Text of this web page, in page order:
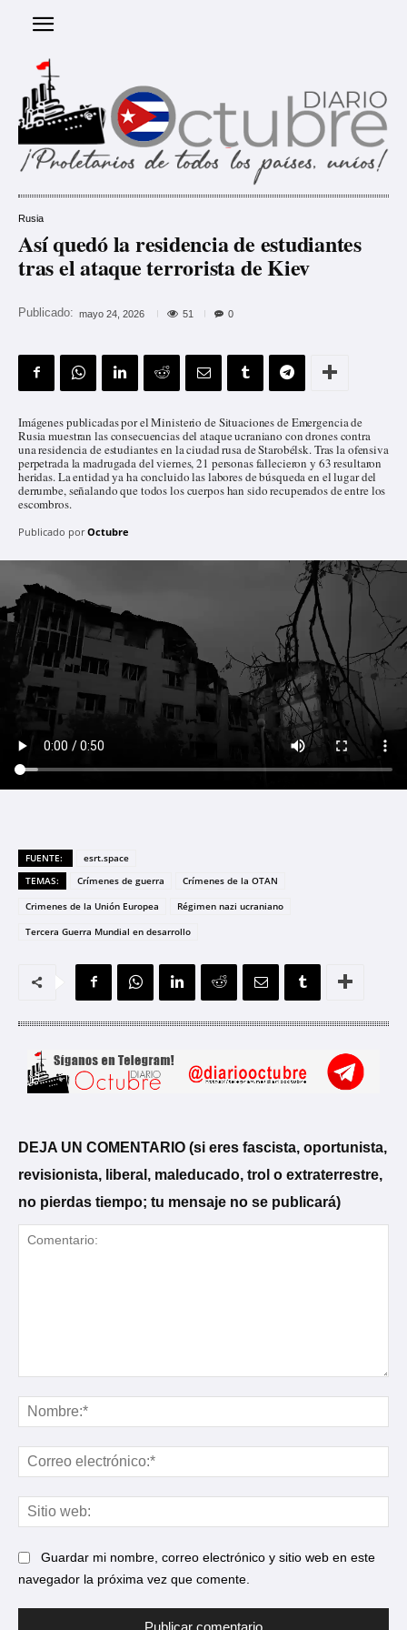
Rusia
Así quedó la residencia de estudiantes
tras el ataque terrorista de Kiev
Publicado: mayo 24, 2026 51 0
Imágenes publicadas por el Ministerio de Situaciones de Emergencia de
Rusia muestran las consecuencias del ataque ucraniano con drones contra
una residencia de estudiantes en la ciudad rusa de Starobélsk. Tras la ofensiva
perpetrada la madrugada del viernes, 21 personas fallecieron y 63 resultaron
heridas. La entidad ya ha concluido las labores de búsqueda en el lugar del
derrumbe, señalando que todos los cuerpos han sido recuperados de entre los
escombros.
Publicado por Octubre
FUENTE:
esrt.space
TEMAS:
Crímenes de guerra
Crímenes de la OTAN
Crimenes de la Unión Europea
Régimen nazi ucraniano
Tercera Guerra Mundial en desarrollo
DEJA UN COMENTARIO (si eres fascista, oportunista,
revisionista, liberal, maleducado, trol o extraterrestre,
no pierdas tiempo; tu mensaje no se publicará)
Guardar mi nombre, correo electrónico y sitio web en este
navegador la próxima vez que comente.